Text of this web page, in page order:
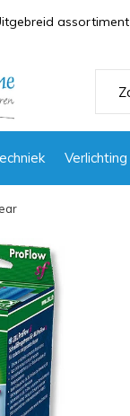
Verlichting
assortiment